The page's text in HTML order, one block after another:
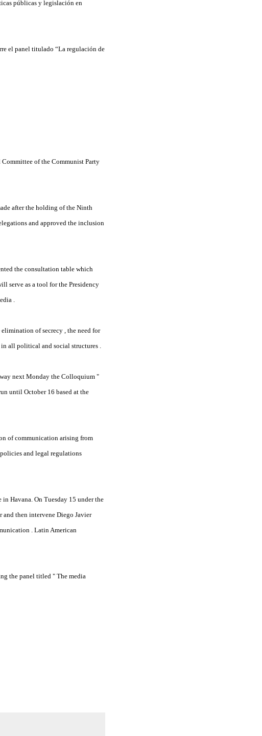
públicas y legislación en
el panel titulado “La regulación de
of the Communist Party
after the holding of the Ninth
and approved the inclusion
the consultation table which
serve as a tool for the Presidency
.
of secrecy , the need for
in all political and social structures .
next Monday the Colloquium "
until October 16 based at the
of communication arising from
and legal regulations
Havana. On Tuesday 15 under the
and then intervene Diego Javier
. Latin American
the panel titled " The media